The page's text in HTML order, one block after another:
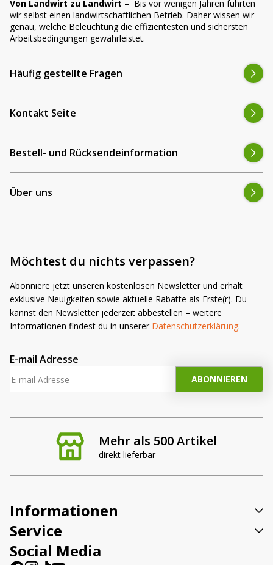
Mehr als 500 Artikel
direkt lieferbar
Von Landwirt zu Landwirt – Bis vor wenigen Jahren führten
wir selbst einen landwirtschaftlichen Betrieb. Daher wissen wir
genau, welche Beleuchtung die effizientesten und sichersten
Arbeitsbedingungen gewährleistet.
Häufig gestellte Fragen
Kontakt Seite
Bestell- und Rücksendeinformation
Über uns
Möchtest du nichts verpassen?
Abonniere jetzt unseren kostenlosen Newsletter und erhalt
exklusive Neuigkeiten sowie aktuelle Rabatte als Erste(r). Du
kannst den Newsletter jederzeit abbestellen – weitere
Informationen findest du in unserer Datenschutzerklärung.
E-mail Adresse
Informationen
Service
Social Media